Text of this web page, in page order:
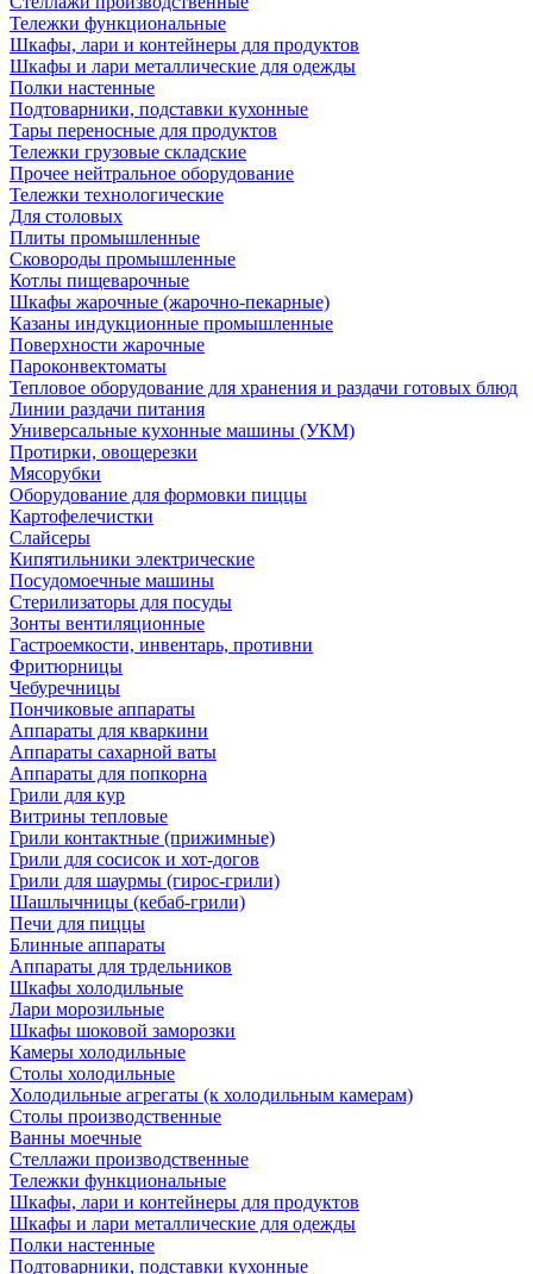
Тележки функциональные
Шкафы, лари и контейнеры для продуктов
Шкафы и лари металлические для одежды
Полки настенные
Подтоварники, подставки кухонные
Тары переносные для продуктов
Тележки грузовые складские
Прочее нейтральное оборудование
Тележки технологические
Для столовых
Плиты промышленные
Сковороды промышленные
Котлы пищеварочные
Шкафы жарочные (жарочно-пекарные)
Казаны индукционные промышленные
Поверхности жарочные
Пароконвектоматы
Тепловое оборудование для хранения и раздачи готовых блюд
Линии раздачи питания
Универсальные кухонные машины (УКМ)
Протирки, овощерезки
Мясорубки
Оборудование для формовки пиццы
Картофелечистки
Слайсеры
Кипятильники электрические
Посудомоечные машины
Стерилизаторы для посуды
Зонты вентиляционные
Гастроемкости, инвентарь, противни
Фритюрницы
Чебуречницы
Пончиковые аппараты
Аппараты для кваркини
Аппараты сахарной ваты
Аппараты для попкорна
Грили для кур
Витрины тепловые
Грили контактные (прижимные)
Грили для сосисок и хот-догов
Грили для шаурмы (гирос-грили)
Шашлычницы (кебаб-грили)
Печи для пиццы
Блинные аппараты
Аппараты для трдельников
Шкафы холодильные
Лари морозильные
Шкафы шоковой заморозки
Камеры холодильные
Столы холодильные
Холодильные агрегаты (к холодильным камерам)
Столы производственные
Ванны моечные
Стеллажи производственные
Тележки функциональные
Шкафы, лари и контейнеры для продуктов
Шкафы и лари металлические для одежды
Полки настенные
Подтоварники, подставки кухонные